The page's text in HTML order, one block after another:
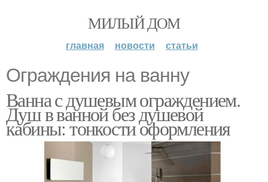
МИЛЫЙ ДОМ
главная новости статьи
Ограждения на ванну
Ванна с душевым ограждением.
Душ в ванной без душевой
кабины: тонкости оформления